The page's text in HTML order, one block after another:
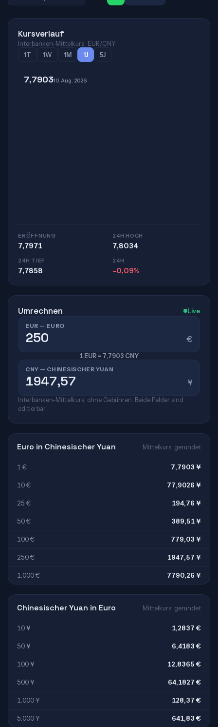
Kursverlauf
Interbanken-Mittelkurs · EUR/CNY
1T
1W 1M 1J 5J
7,790310. Aug. 2026
ERÖFFNUNG
7,7971
24H HOCH
7,8034
24H TIEF
7,7858
24H
-0,09%
Umrechnen Live
EUR — EURO
€
1 EUR = 7,7903 CNY
CNY — CHINESISCHER YUAN
¥
Interbanken-Mittelkurs, ohne Gebühren. Beide Felder sind
editierbar.
Euro in Chinesischer Yuan Mittelkurs, gerundet
1 € 7,7903 ¥
10 € 77,9026 ¥
25 € 194,76 ¥
50 € 389,51 ¥
100 € 779,03 ¥
250 € 1947,57 ¥
1.000 € 7790,26 ¥
Chinesischer Yuan in Euro Mittelkurs, gerundet
10 ¥ 1,2837 €
50 ¥ 6,4183 €
100 ¥ 12,8365 €
500 ¥ 64,1827 €
1.000 ¥ 128,37 €
5.000 ¥ 641,83 €